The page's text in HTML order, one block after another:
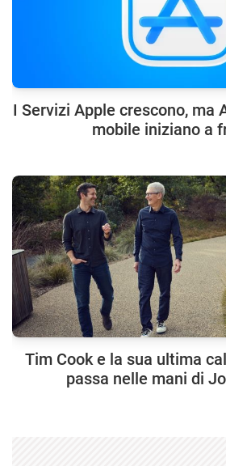
I Servizi Apple crescono, ma
mobile iniziano a
Tim Cook e la sua ultima
passa nelle mani di